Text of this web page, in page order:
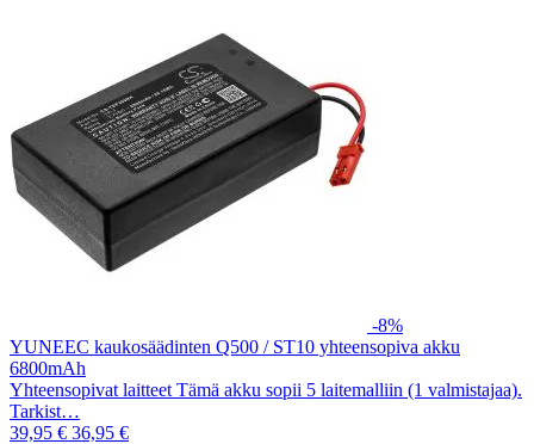
-8%
YUNEEC kaukosäädinten Q500 / ST10 yhteensopiva akku
6800mAh
Yhteensopivat laitteet Tämä akku sopii 5 laitemalliin (1 valmistajaa).
Tarkist…
39,95 € 36,95 €